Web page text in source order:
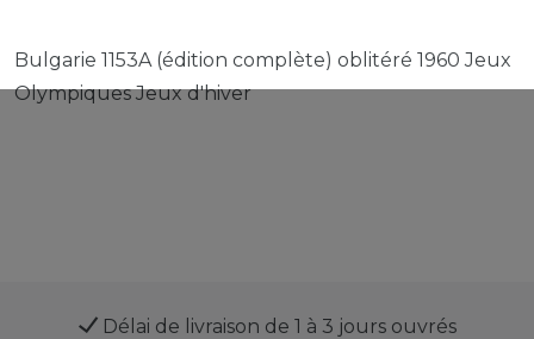
Bulgarie 1153A (édition complète) oblitéré 1960 Jeux
Olympiques Jeux d'hiver
Délai de livraison de 1 à 3 jours ouvrés